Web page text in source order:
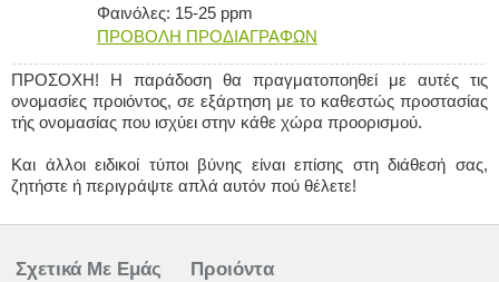
Φαινόλες: 15-25 ppm
ΠΡΟΒΟΛΗ ΠΡΟΔΙΑΓΡΑΦΩΝ
ΠΡΟΣΟΧΗ! Η παράδοση θα πραγματοποηθεί με αυτές τις
ονομασίες προιόντος, σε εξάρτηση με το καθεστώς προστασίας
τής ονομασίας που ισχύει στην κάθε χώρα προορισμού.
Και άλλοι ειδικοί τύποι βύνης είναι επίσης στη διάθεσή σας,
ζητήστε ή περιγράψτε απλά αυτόν πού θέλετε!
Σχετικά Με Εμάς Προιόντα